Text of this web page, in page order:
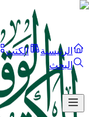
الرئيسية الكتب
البحث